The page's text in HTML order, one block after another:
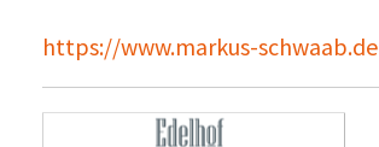
https://www.markus-schwaab.de